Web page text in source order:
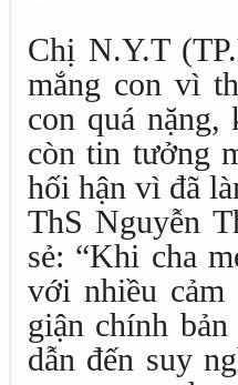
Chị N.Y.T
mắng con vì
con quá
còn tin tưởng
hối hận vì đã
ThS Nguyễn
sẻ: “Khi cha
với nhiều
giận chính
dẫn đến suy